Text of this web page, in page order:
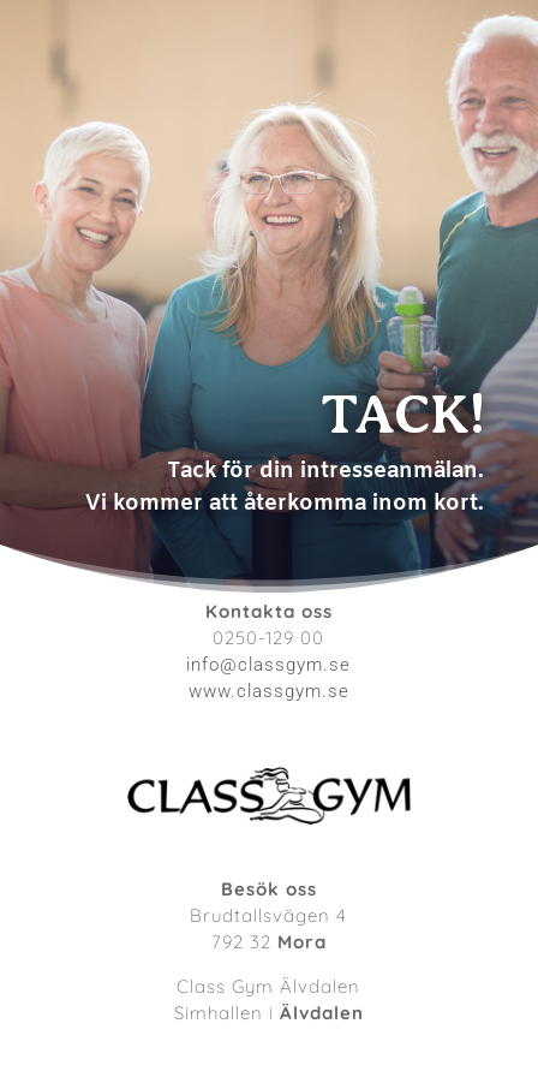
TACK!
Tack för din intresseanmälan.
Vi kommer att återkomma inom kort.
Kontakta oss
0250-129 00
info@classgym.se
www.classgym.se
Besök oss
Brudtallsvägen 4
792 32 Mora
Class Gym Älvdalen
Simhallen i Älvdalen